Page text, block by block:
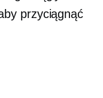
przyciągnąć